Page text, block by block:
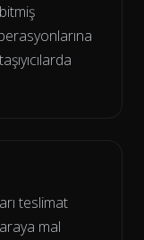
teslimat
mal